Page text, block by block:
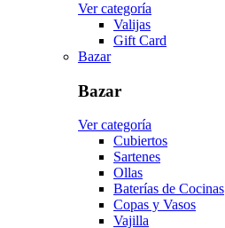
Ver categoría
Valijas
Gift Card
Bazar
Bazar
Ver categoría
Cubiertos
Sartenes
Ollas
Baterías de Cocinas
Copas y Vasos
Vajilla